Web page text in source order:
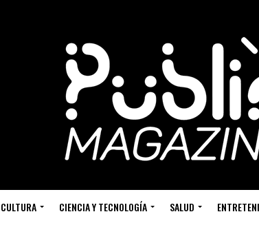
CULTURA CIENCIA Y TECNOLOGÍA SALUD